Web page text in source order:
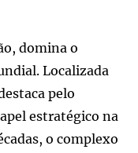
domina o
Localizada
pelo
estratégico na
o complexo